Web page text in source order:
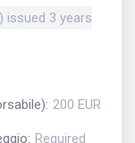
issued 3 years
: 200 EUR
: Required